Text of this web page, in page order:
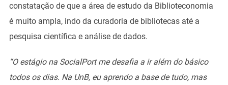
constatação de que a área de estudo da Biblioteconomia
é muito ampla, indo da curadoria de bibliotecas até a
pesquisa científica e análise de dados.
“O estágio na SocialPort me desafia a ir além do básico
todos os dias. Na UnB, eu aprendo a base de tudo, mas